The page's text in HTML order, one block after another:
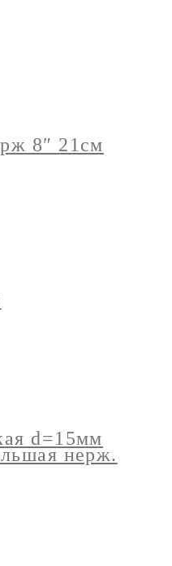
8″ 21см
d=15мм
нерж.